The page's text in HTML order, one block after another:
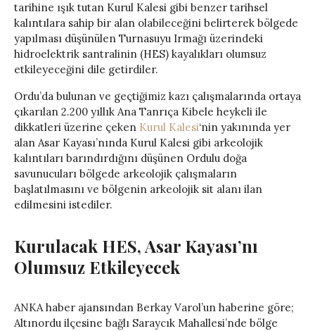
tarihine ışık tutan Kurul Kalesi gibi benzer tarihsel
kalıntılara sahip bir alan olabileceğini belirterek bölgede
yapılması düşünülen Turnasuyu Irmağı üzerindeki
hidroelektrik santralinin (HES) kayalıkları olumsuz
etkileyeceğini dile getirdiler.
Ordu’da bulunan ve geçtiğimiz kazı çalışmalarında ortaya
çıkarılan 2.200 yıllık Ana Tanrıça Kibele heykeli ile
dikkatleri üzerine çeken Kurul Kalesi‘nin yakınında yer
alan Asar Kayası’nında Kurul Kalesi gibi arkeolojik
kalıntıları barındırdığını düşünen Ordulu doğa
savunucuları bölgede arkeolojik çalışmaların
başlatılmasını ve bölgenin arkeolojik sit alanı ilan
edilmesini istediler.
Kurulacak HES, Asar Kayası’nı
Olumsuz Etkileyecek
ANKA haber ajansından Berkay Varol’un haberine göre;
Altınordu ilçesine bağlı Saraycık Mahallesi’nde bölge